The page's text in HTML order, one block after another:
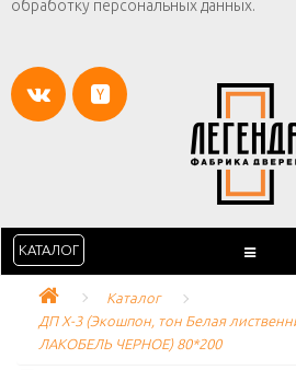
обработку персональных данных.
КАТАЛОГ
Каталог
ДП Х-3 (Экошпон, тон Белая
ЛАКОБЕЛЬ ЧЕРНОЕ) 80*200